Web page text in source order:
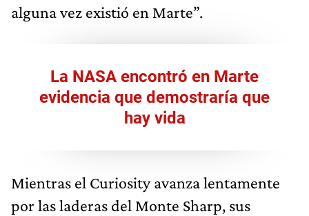
alguna vez existió en Marte”.
La NASA encontró en Marte
evidencia que demostraría que
hay vida
Mientras el Curiosity avanza lentamente
por las laderas del Monte Sharp, sus